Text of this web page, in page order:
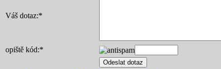
Váš dotaz:*
opiště kód:*